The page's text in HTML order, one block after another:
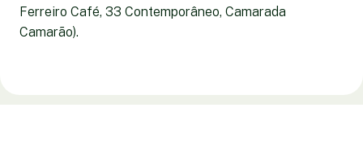
Ferreiro Café, 33 Contemporâneo, Camarada
Camarão).